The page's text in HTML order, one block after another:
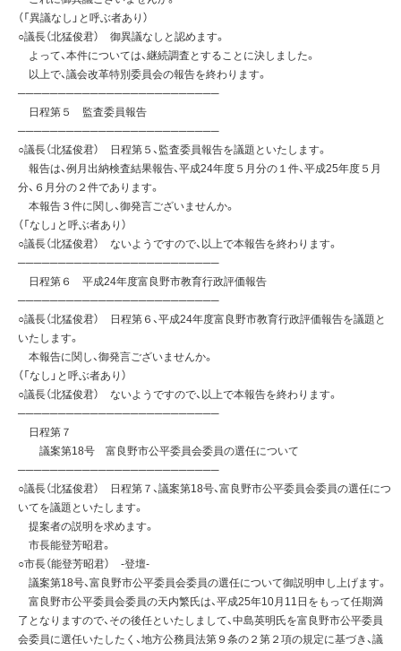
（「異議なし」と呼ぶ者あり）
○議長（北猛俊君） 御異議なしと認めます。
よって、本件については、継続調査とすることに決しました。
以上で、議会改革特別委員会の報告を終わります。
─────────────────────────
日程第５ 監査委員報告
─────────────────────────
○議長（北猛俊君） 日程第５、監査委員報告を議題といたします。
報告は、例月出納検査結果報告、平成24年度５月分の１件、平成25年度５月
分、６月分の２件であります。
本報告３件に関し、御発言ございませんか。
（「なし」と呼ぶ者あり）
○議長（北猛俊君） ないようですので、以上で本報告を終わります。
─────────────────────────
日程第６ 平成24年度富良野市教育行政評価報告
─────────────────────────
○議長（北猛俊君） 日程第６、平成24年度富良野市教育行政評価報告を議題と
いたします。
本報告に関し、御発言ございませんか。
（「なし」と呼ぶ者あり）
○議長（北猛俊君） ないようですので、以上で本報告を終わります。
─────────────────────────
日程第７
議案第18号 富良野市公平委員会委員の選任について
─────────────────────────
○議長（北猛俊君） 日程第７、議案第18号、富良野市公平委員会委員の選任につ
いてを議題といたします。
提案者の説明を求めます。
市長能登芳昭君。
○市長（能登芳昭君） -登壇-
議案第18号、富良野市公平委員会委員の選任について御説明申し上げます。
富良野市公平委員会委員の天内繁氏は、平成25年10月11日をもって任期満
了となりますので、その後任といたしまして、中島英明氏を富良野市公平委員
会委員に選任いたしたく、地方公務員法第９条の２第２項の規定に基づき、議